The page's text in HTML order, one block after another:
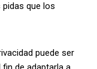
que los
puede ser